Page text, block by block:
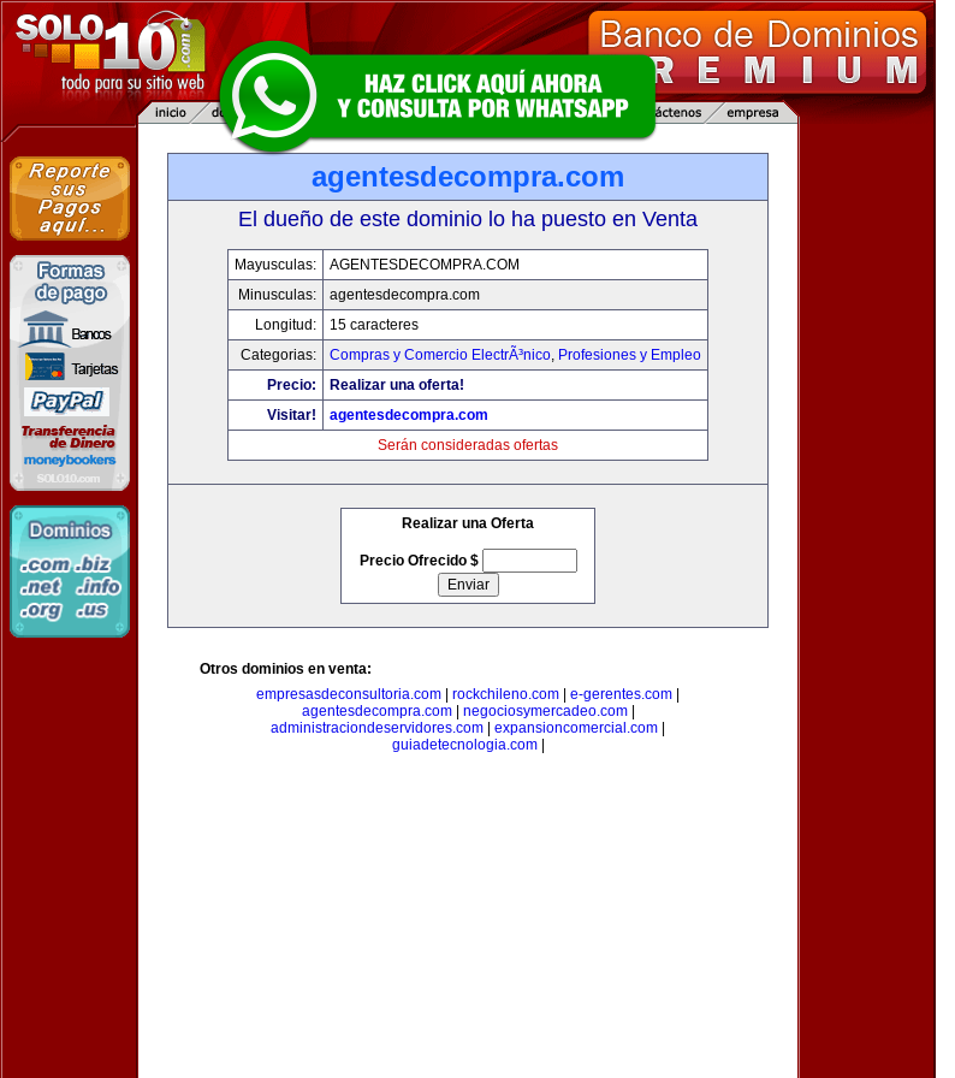
agentesdecompra.com
El dueño de este dominio lo ha puesto en Venta
Mayusculas:
AGENTESDECOMPRA.COM
Minusculas:
agentesdecompra.com
Longitud:
15 caracteres
Categorias:
Compras y Comercio ElectrÃ³nico, Profesiones y Empleo
Precio:
Realizar una oferta!
Visitar!
agentesdecompra.com
Serán consideradas ofertas
Realizar una Oferta
Precio Ofrecido $
Otros dominios en venta:
empresasdeconsultoria.com
rockchileno.com e-gerentes.com
agentesdecompra.com| negociosymercadeo.com|
administraciondeservidores.com
expansioncomercial.com
guiadetecnologia.com|